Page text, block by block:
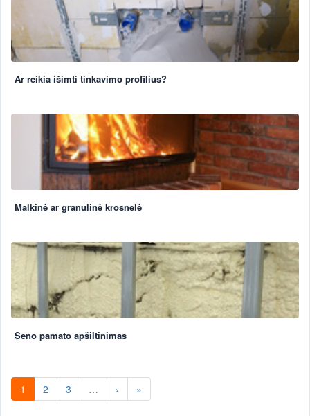
Ar reikia išimti tinkavimo profilius?
Malkinė ar granulinė krosnelė
Seno pamato apšiltinimas
1 2 3 … › »